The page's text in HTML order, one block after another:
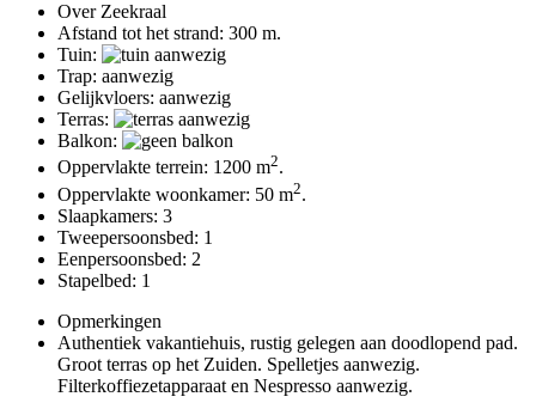
Over Zeekraal
Afstand tot het strand: 300 m.
Tuin:
Trap: aanwezig
Gelijkvloers: aanwezig
Terras:
Balkon:
Oppervlakte terrein: 1200 m2.
Oppervlakte woonkamer: 50 m2.
Slaapkamers: 3
Tweepersoonsbed: 1
Eenpersoonsbed: 2
Stapelbed: 1
Opmerkingen
Authentiek vakantiehuis, rustig gelegen aan doodlopend pad.
Groot terras op het Zuiden. Spelletjes aanwezig.
Filterkoffiezetapparaat en Nespresso aanwezig.